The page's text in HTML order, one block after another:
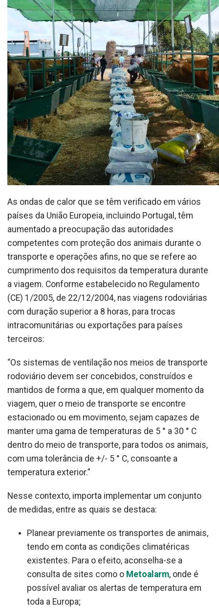
As ondas de calor que se têm verificado em vários
países da União Europeia, incluindo Portugal, têm
aumentado a preocupação das autoridades
competentes com proteção dos animais durante o
transporte e operações afins, no que se refere ao
cumprimento dos requisitos da temperatura durante
a viagem. Conforme estabelecido no Regulamento
(CE) 1/2005, de 22/12/2004, nas viagens rodoviárias
com duração superior a 8 horas, para trocas
intracomunitárias ou exportações para países
terceiros:
“Os sistemas de ventilação nos meios de transporte
rodoviário devem ser concebidos, construídos e
mantidos de forma a que, em qualquer momento da
viagem, quer o meio de transporte se encontre
estacionado ou em movimento, sejam capazes de
manter uma gama de temperaturas de 5 ° a 30 ° C
dentro do meio de transporte, para todos os animais,
com uma tolerância de +/- 5 ° C, consoante a
temperatura exterior.”
Nesse contexto, importa implementar um conjunto
de medidas, entre as quais se destaca:
Planear previamente os transportes de animais,
tendo em conta as condições climatéricas
existentes. Para o efeito, aconselha-se a
consulta de sites como o Metoalarm, onde é
possível avaliar os alertas de temperatura em
toda a Europa;